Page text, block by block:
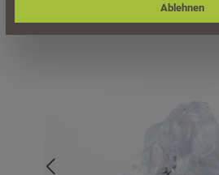
Ablehnen